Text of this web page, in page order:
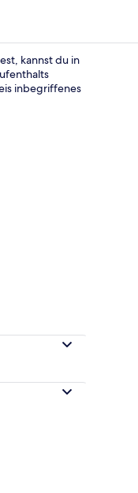
kannst du in
inbegriffenes